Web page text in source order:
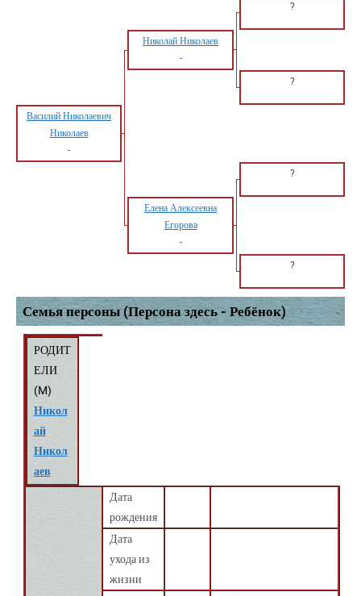
?
Николай Николаев
-
?
Василий Николаевич
Николаев
-
?
Елена Алексеевна
Егорова
-
?
Семья персоны (Персона здесь - Ребёнок)
РОДИТ
ЕЛИ
(M)
Никол
ай
Никол
аев
Дата
рождения
Дата
ухода из
жизни